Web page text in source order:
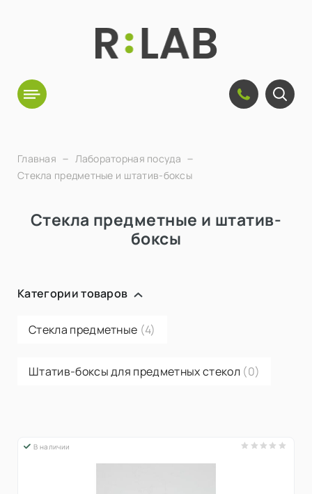
Главная
Лабораторная посуда
Стекла предметные и штатив-боксы
Стекла предметные и штатив-
боксы
Категории товаров
Стекла предметные (4)
Штатив-боксы для предметных стекол (0)
В наличии